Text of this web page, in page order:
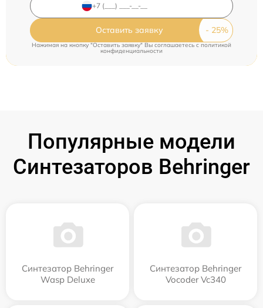
Оставить заявку
Нажимая на кнопку "Оставить заявку" Вы соглашаетесь cполитикой
конфиденциальности
Популярные модели
Синтезаторов Behringer
Синтезатор Behringer
Wasp Deluxe
Синтезатор Behringer
Vocoder Vc340